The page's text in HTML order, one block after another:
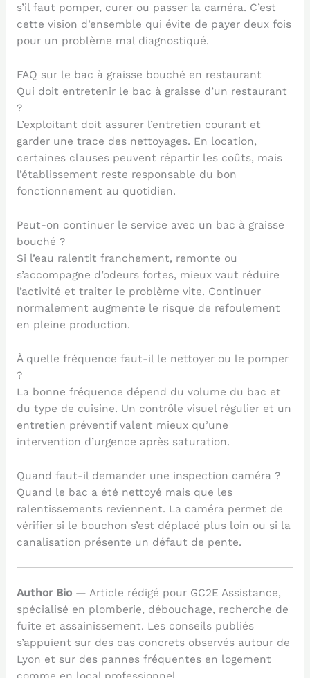
s’il faut pomper, curer ou passer la caméra. C’est
cette vision d’ensemble qui évite de payer deux fois
pour un problème mal diagnostiqué.
FAQ sur le bac à graisse bouché en restaurant
Qui doit entretenir le bac à graisse d’un restaurant
?
L’exploitant doit assurer l’entretien courant et
garder une trace des nettoyages. En location,
certaines clauses peuvent répartir les coûts, mais
l’établissement reste responsable du bon
fonctionnement au quotidien.
Peut-on continuer le service avec un bac à graisse
bouché ?
Si l’eau ralentit franchement, remonte ou
s’accompagne d’odeurs fortes, mieux vaut réduire
l’activité et traiter le problème vite. Continuer
normalement augmente le risque de refoulement
en pleine production.
À quelle fréquence faut-il le nettoyer ou le pomper
?
La bonne fréquence dépend du volume du bac et
du type de cuisine. Un contrôle visuel régulier et un
entretien préventif valent mieux qu’une
intervention d’urgence après saturation.
Quand faut-il demander une inspection caméra ?
Quand le bac a été nettoyé mais que les
ralentissements reviennent. La caméra permet de
vérifier si le bouchon s’est déplacé plus loin ou si la
canalisation présente un défaut de pente.
Author Bio— Article rédigé pour GC2E Assistance,
spécialisé en plomberie, débouchage, recherche de
fuite et assainissement. Les conseils publiés
s’appuient sur des cas concrets observés autour de
Lyon et sur des pannes fréquentes en logement